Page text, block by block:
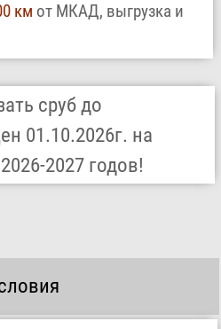
км от МКАД, выгрузка и
сруб до
01.10.2026г. на
2027 годов!